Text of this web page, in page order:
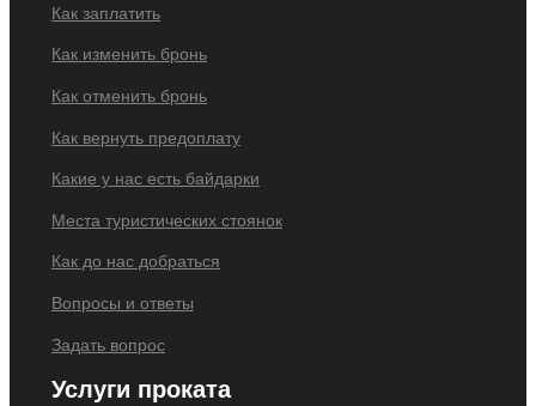
Как заплатить
Как изменить бронь
Как отменить бронь
Как вернуть предоплату
Какие у нас есть байдарки
Места туристических стоянок
Как до нас добраться
Вопросы и ответы
Задать вопрос
Услуги проката